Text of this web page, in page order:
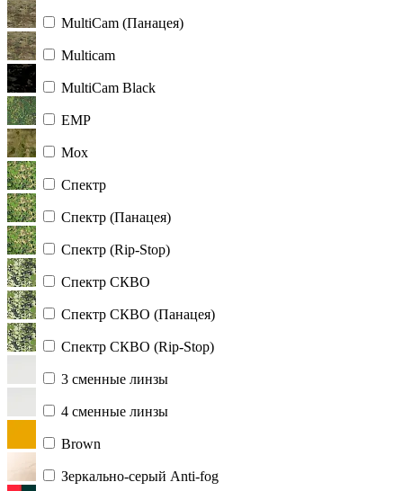
MultiCam (Панацея)
Multicam
MultiCam Black
ЕМР
Мох
Спектр
Спектр (Панацея)
Спектр (Rip-Stop)
Спектр СКВО
Спектр СКВО (Панацея)
Спектр СКВО (Rip-Stop)
3 сменные линзы
4 сменные линзы
Brown
Зеркально-серый Anti-fog